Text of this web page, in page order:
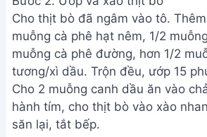
Cho thịt bò đã ngâm vào tô.
muỗng cà phê hạt nêm, 1/2
muỗng cà phê đường, hơn 1/2
tương/xì dầu. Trộn đều, ướp 15
Cho 2 muỗng canh dầu ăn vào
hành tím, cho thịt bò vào xào
săn lại, tắt bếp.